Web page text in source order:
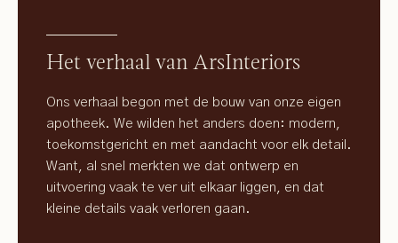
Het verhaal van ArsInteriors
Ons verhaal begon met de bouw van onze eigen
apotheek. We wilden het anders doen: modern,
toekomstgericht en met aandacht voor elk detail.
Want, al snel merkten we dat ontwerp en
uitvoering vaak te ver uit elkaar liggen, en dat
kleine details vaak verloren gaan.